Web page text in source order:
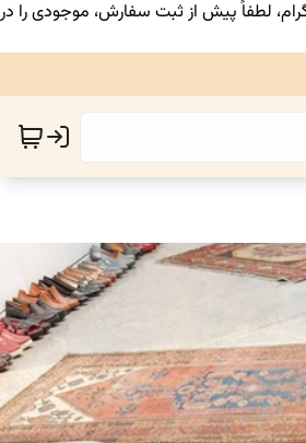
لطفاً پیش از ثبت سفارش، موجودی را در